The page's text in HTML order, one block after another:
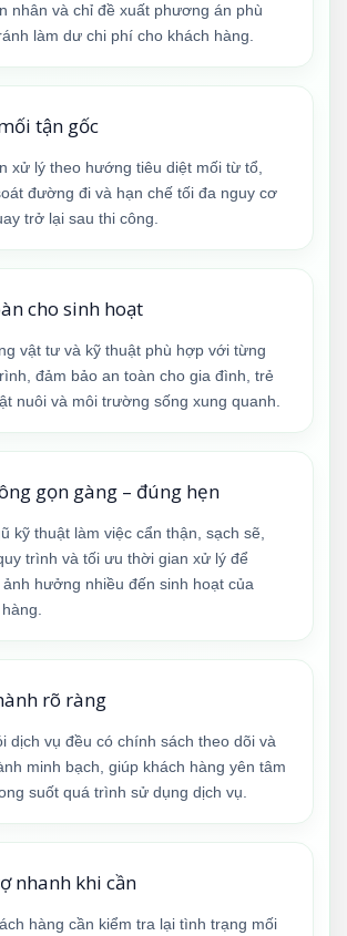
nhân và chỉ đề xuất phương án phù
làm dư chi phí cho khách hàng.
tận gốc
xử lý theo hướng tiêu diệt mối từ tổ,
đường đi và hạn chế tối đa nguy cơ
trở lại sau thi công.
cho sinh hoạt
vật tư và kỹ thuật phù hợp với từng
đảm bảo an toàn cho gia đình, trẻ
nuôi và môi trường sống xung quanh.
gọn gàng – đúng hẹn
kỹ thuật làm việc cẩn thận, sạch sẽ,
trình và tối ưu thời gian xử lý để
ảnh hưởng nhiều đến sinh hoạt của
rõ ràng
dịch vụ đều có chính sách theo dõi và
minh bạch, giúp khách hàng yên tâm
suốt quá trình sử dụng dịch vụ.
nhanh khi cần
hàng cần kiểm tra lại tình trạng mối